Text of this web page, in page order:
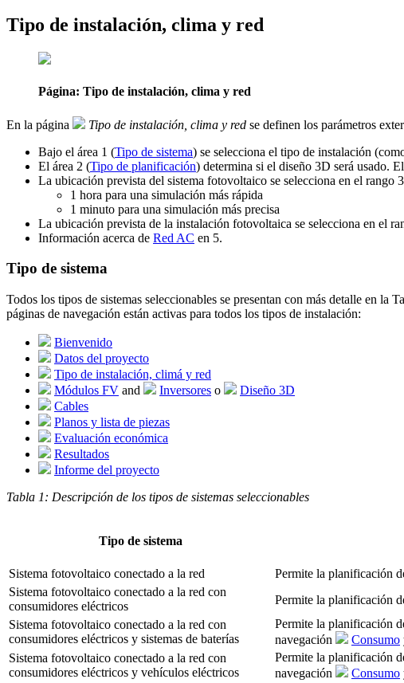
Tipo de instalación, clima y red
Página: Tipo de instalación, clima y red
En la página Tipo de instalación, clima y red se definen los parámetros
Bajo el área 1 (Tipo de sistema) se selecciona el tipo de instalación
El área 2 (Tipo de planificación) determina si el diseño 3D será usado.
La ubicación prevista del sistema fotovoltaico se selecciona en el rango 3
1 hora para una simulación más rápida
1 minuto para una simulación más precisa
La ubicación prevista de la instalación fotovoltaica se selecciona en el
Información acerca de Red AC en 5.
Tipo de sistema
Todos los tipos de sistemas seleccionables se presentan con más detalle en
páginas de navegación están activas para todos los tipos de instalación:
Bienvenido
Datos del proyecto
Tipo de instalación, climá y red
Módulos FV and Inversores o
Diseño 3D
Cables
Planos y lista de piezas
Evaluación económica
Resultados
Informe del proyecto
Tabla 1: Descripción de los tipos de sistemas seleccionables
Tipo de sistema
Sistema fotovoltaico conectado a la red
Permite la planificación
Sistema fotovoltaico conectado a la red con
consumidores eléctricos
Permite la planificación
Sistema fotovoltaico conectado a la red con
consumidores eléctricos y sistemas de baterías
Permite la planificación
navegación
Consumo
Sistema fotovoltaico conectado a la red con
consumidores eléctricos y vehículos eléctricos
Permite la planificación
navegación
Consumo